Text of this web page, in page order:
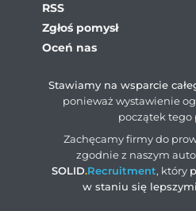
RSS
Zgłoś pomysł
Oceń nas
Stawiamy na wsparcie
ponieważ wystawienie
początek tego
Zachęcamy firmy do
zgodnie z naszym
SOLID.Recruitment, który
w staniu się